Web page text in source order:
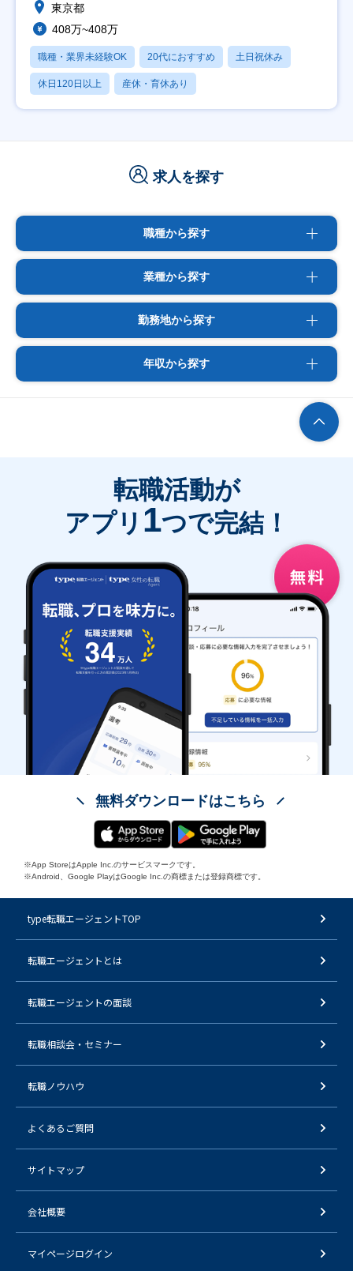
東京都
408万~408万
職種・業界未経験OK 20代におすすめ 土日祝休み
休日120日以上 産休・育休あり
求人を探す
職種から探す
業種から探す
勤務地から探す
年収から探す
転職活動が
アプリ 1つで完結！
無料ダウンロードはこちら
※App StoreはApple Inc.のサービスマークです。
※Android、Google PlayはGoogle Inc.の商標または登録商標です。
type転職エージェントTOP
転職エージェントとは
転職エージェントの面談
転職相談会・セミナー
転職ノウハウ
よくあるご質問
サイトマップ
会社概要
マイページログイン